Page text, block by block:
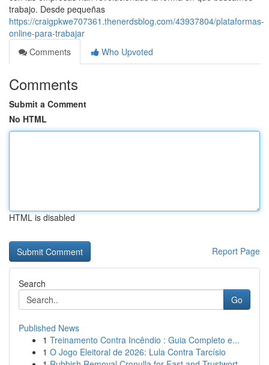
trabajo. Desde pequeñas
https://craigpkwe707361.thenerdsblog.com/43937804/plataformas-
online-para-trabajar
Comments
Who Upvoted
Comments
Submit a Comment
No HTML
HTML is disabled
Report Page
Search
Go
Published News
1 Treinamento Contra Incêndio : Guia Completo e...
1 O Jogo Eleitoral de 2026: Lula Contra Tarcísio